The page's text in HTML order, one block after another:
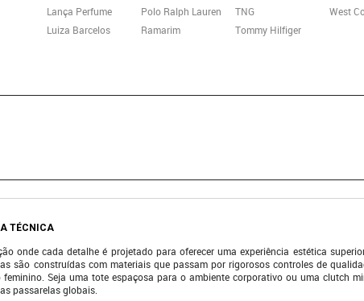
Lança Perfume
Luiza Barcelos
Polo Ralph Lauren
Ramarim
TNG
Tommy Hilfiger
West
TÉCNICA
onde cada detalhe é projetado para oferecer uma experiência estética
são construídas com materiais que passam por rigorosos controles de
Seja uma tote espaçosa para o ambiente corporativo ou uma clutch
passarelas globais.